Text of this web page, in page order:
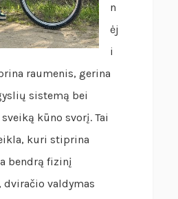
n
ėj
i
raumenis, gerina
sistemą bei
kūno svorį. Tai
kuri stiprina
bendrą fizinį
dviračio valdymas